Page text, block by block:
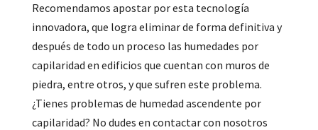
Recomendamos apostar por esta tecnología
innovadora, que logra eliminar de forma definitiva y
después de todo un proceso las humedades por
capilaridad en edificios que cuentan con muros de
piedra, entre otros, y que sufren este problema.
¿Tienes problemas de humedad ascendente por
capilaridad? No dudes en contactar con nosotros